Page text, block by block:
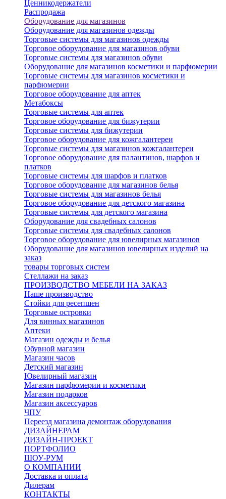
Ценникодержатели
Распродажа
Оборудование для магазинов
Оборудование для магазинов одежды
Торговые системы для магазинов одежды
Торговое оборудование для магазинов обуви
Торговые системы для магазинов обуви
Оборудование для магазинов косметики и парфюмерии
Торговые системы для магазинов косметики и
парфюмерии
Торговое оборудование для аптек
Метабоксы
Торговые системы для аптек
Торговое оборудование для бижутерии
Торговые системы для бижутерии
Торговое оборудование для кожгалантереи
Торговые системы для магазинов кожгалантереи
Торговое оборудование для палантинов, шарфов и
платков
Торговые системы для шарфов и платков
Торговое оборудование для магазинов белья
Торговые системы для магазинов белья
Торговое оборудование для детского магазина
Торговые системы для детского магазина
Оборудование для свадебных салонов
Торговые системы для свадебных салонов
Торговое оборудование для ювелирных магазинов
Оборудование для магазинов ювелирных изделий на
заказ
товары торговых систем
Стеллажи на заказ
ПРОИЗВОДСТВО МЕБЕЛИ НА ЗАКАЗ
Наше производство
Стойки для ресепшен
Торговые островки
Для винных магазинов
Аптеки
Магазин одежды и белья
Обувной магазин
Магазин часов
Детский магазин
Ювелирный магазин
Магазин парфюмерии и косметики
Магазин подарков
Магазин аксессуаров
ЧПУ
Переезд магазина демонтаж оборудования
ДИЗАЙНЕРАМ
ДИЗАЙН-ПРОЕКТ
ПОРТФОЛИО
ШОУ-РУМ
О КОМПАНИИ
Доставка и оплата
Дилерам
КОНТАКТЫ